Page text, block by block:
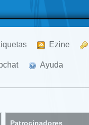
Ezine
Ayuda
Patrocinadores